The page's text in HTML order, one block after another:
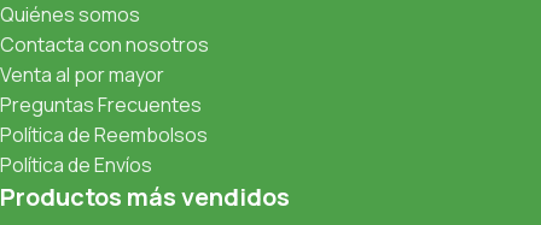
Quiénes somos
Contacta con nosotros
Venta al por mayor
Preguntas Frecuentes
Política de Reembolsos
Política de Envíos
Productos más vendidos